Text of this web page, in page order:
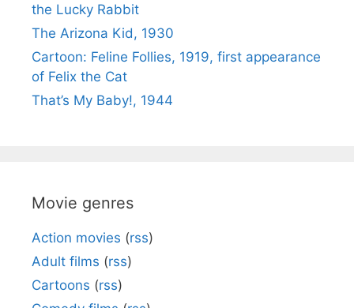
the Lucky Rabbit
The Arizona Kid, 1930
Cartoon: Feline Follies, 1919, first appearance
of Felix the Cat
That’s My Baby!, 1944
Movie genres
Action movies (rss)
Adult films (rss)
Cartoons (rss)